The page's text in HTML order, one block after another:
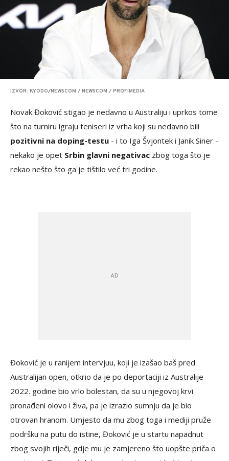
IZVOR: KYODO/NEWSCOM / NEWSCOM / PROFIMEDIA
Novak Đoković stigao je nedavno u Australiju i uprkos tome
što na turniru igraju teniseri iz vrha koji su nedavno bili
pozitivni na doping-testu - i to Iga Švjontek i Janik Siner -
nekako je opet Srbin glavni negativac zbog toga što je
rekao nešto što ga je tištilo već tri godine.
Đoković je u ranijem intervjuu, koji je izašao baš pred
Australijan open, otkrio da je po deportaciji iz Australije
2022. godine bio vrlo bolestan, da su u njegovoj krvi
pronađeni olovo i živa, pa je izrazio sumnju da je bio
otrovan hranom. Umjesto da mu zbog toga i mediji pruže
podršku na putu do istine, Đoković je u startu napadnut
zbog svojih riječi, gdje mu je zamjereno što uopšte priča o